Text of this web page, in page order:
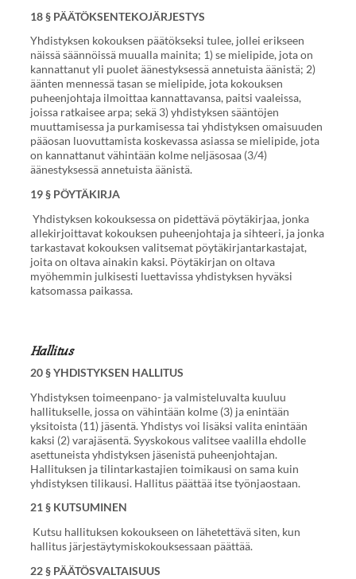
18 § PÄÄTÖKSENTEKOJÄRJESTYS
Yhdistyksen kokouksen päätökseksi tulee, jollei erikseen
näissä säännöissä muualla mainita; 1) se mielipide, jota on
kannattanut yli puolet äänestyksessä annetuista äänistä; 2)
äänten mennessä tasan se mielipide, jota kokouksen
puheenjohtaja ilmoittaa kannattavansa, paitsi vaaleissa,
joissa ratkaisee arpa; sekä 3) yhdistyksen sääntöjen
muuttamisessa ja purkamisessa tai yhdistyksen omaisuuden
pääosan luovuttamista koskevassa asiassa se mielipide, jota
on kannattanut vähintään kolme neljäsosaa (3/4)
äänestyksessä annetuista äänistä.
19 § PÖYTÄKIRJA
Yhdistyksen kokouksessa on pidettävä pöytäkirjaa, jonka
allekirjoittavat kokouksen puheenjohtaja ja sihteeri, ja jonka
tarkastavat kokouksen valitsemat pöytäkirjantarkastajat,
joita on oltava ainakin kaksi. Pöytäkirjan on oltava
myöhemmin julkisesti luettavissa yhdistyksen hyväksi
katsomassa paikassa.
Hallitus
20 § YHDISTYKSEN HALLITUS
Yhdistyksen toimeenpano- ja valmisteluvalta kuuluu
hallitukselle, jossa on vähintään kolme (3) ja enintään
yksitoista (11) jäsentä. Yhdistys voi lisäksi valita enintään
kaksi (2) varajäsentä. Syyskokous valitsee vaalilla ehdolle
asettuneista yhdistyksen jäsenistä puheenjohtajan.
Hallituksen ja tilintarkastajien toimikausi on sama kuin
yhdistyksen tilikausi. Hallitus päättää itse työnjaostaan.
21 § KUTSUMINEN
Kutsu hallituksen kokoukseen on lähetettävä siten, kun
hallitus järjestäytymiskokouksessaan päättää.
22 § PÄÄTÖSVALTAISUUS